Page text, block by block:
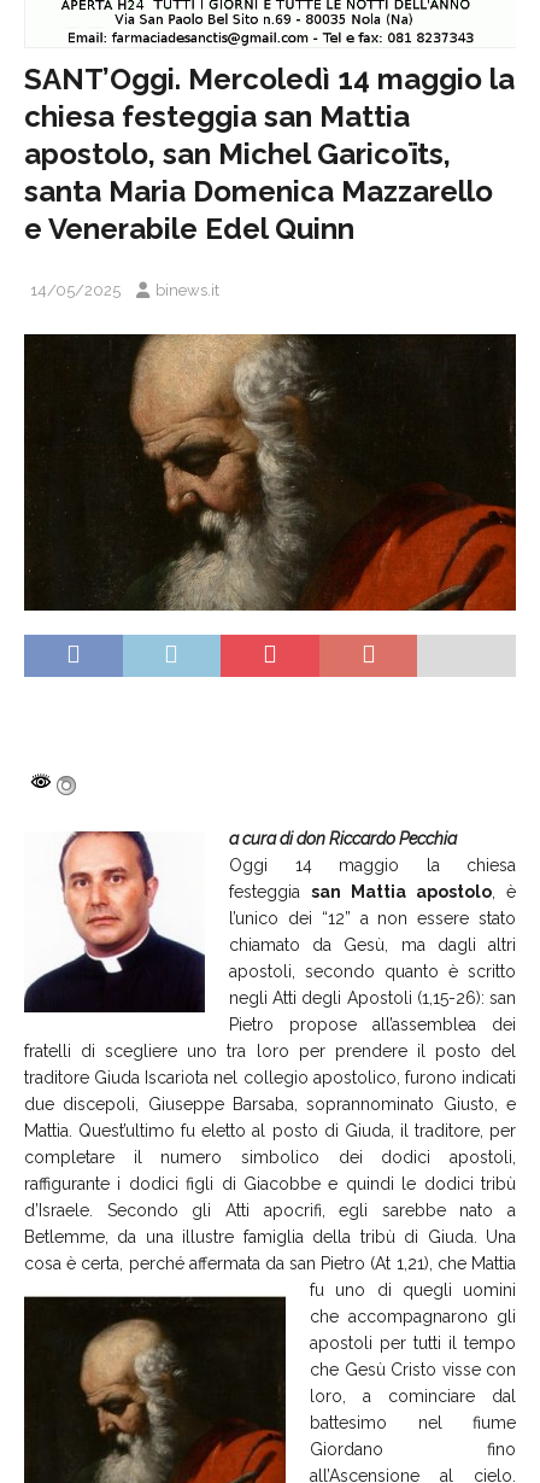
SANT’Oggi. Mercoledì 14 maggio la
chiesa festeggia san Mattia
apostolo, san Michel Garicoïts,
santa Maria Domenica Mazzarello
e Venerabile Edel Quinn
14/05/2025 binews.it
a cura di don Riccardo Pecchia
Oggi 14 maggio la chiesa
festeggia san Mattia apostolo , è
l’unico dei “12” a non essere stato
chiamato da Gesù, ma dagli altri
apostoli, secondo quanto è scritto
negli Atti degli Apostoli (1,15-26): san
Pietro propose all’assemblea dei
fratelli di scegliere uno tra loro per prendere il posto del
traditore Giuda Iscariota nel collegio apostolico, furono indicati
due discepoli, Giuseppe Barsaba, soprannominato Giusto, e
Mattia. Quest’ultimo fu eletto al posto di Giuda, il traditore, per
completare il numero simbolico dei dodici apostoli,
raffigurante i dodici figli di Giacobbe e quindi le dodici tribù
d’Israele. Secondo gli Atti apocrifi, egli sarebbe nato a
Betlemme, da una illustre famiglia della tribù di Giuda. Una
cosa è certa, perché affermata da san Pietro (At 1,21), che Mattia
fu uno di quegli uomini
che accompagnarono gli
apostoli per tutti il tempo
che Gesù Cristo visse con
loro, a cominciare dal
battesimo nel fiume
Giordano fino
all’Ascensione al cielo.